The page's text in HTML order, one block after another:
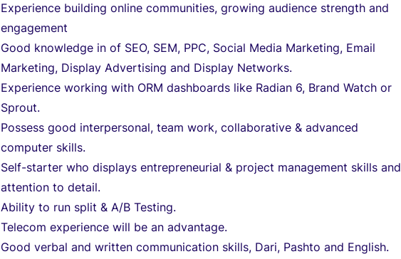
Experience building online communities, growing audience strength and
engagement
Good knowledge in of SEO, SEM, PPC, Social Media Marketing, Email
Marketing, Display Advertising and Display Networks.
Experience working with ORM dashboards like Radian 6, Brand Watch or
Sprout.
Possess good interpersonal, team work, collaborative & advanced
computer skills.
Self-starter who displays entrepreneurial & project management skills and
attention to detail.
Ability to run split & A/B Testing.
Telecom experience will be an advantage.
Good verbal and written communication skills, Dari, Pashto and English.